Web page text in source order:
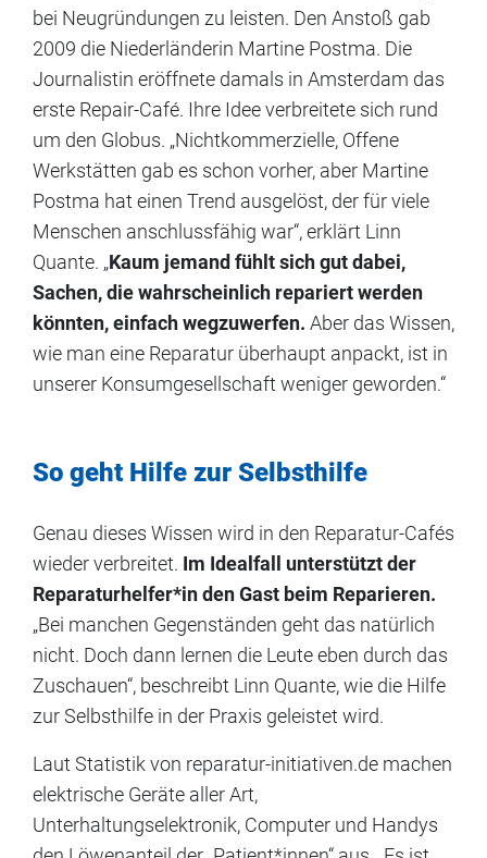
bei Neugründungen zu leisten. Den Anstoß gab
2009 die Niederländerin Martine Postma. Die
Journalistin eröffnete damals in Amsterdam das
erste Repair-Café. Ihre Idee verbreitete sich rund
um den Globus. „Nichtkommerzielle, Offene
Werkstätten gab es schon vorher, aber Martine
Postma hat einen Trend ausgelöst, der für viele
Menschen anschlussfähig war“, erklärt Linn
Quante. „Kaum jemand fühlt sich gut dabei,
Sachen, die wahrscheinlich repariert werden
könnten, einfach wegzuwerfen. Aber das Wissen,
wie man eine Reparatur überhaupt anpackt, ist in
unserer Konsumgesellschaft weniger geworden.“
So geht Hilfe zur Selbsthilfe
Genau dieses Wissen wird in den Reparatur-Cafés
wieder verbreitet. Im Idealfall unterstützt der
Reparaturhelfer*in den Gast beim Reparieren.
„Bei manchen Gegenständen geht das natürlich
nicht. Doch dann lernen die Leute eben durch das
Zuschauen“, beschreibt Linn Quante, wie die Hilfe
zur Selbsthilfe in der Praxis geleistet wird.
Laut Statistik von reparatur-initiativen.de machen
elektrische Geräte aller Art,
Unterhaltungselektronik, Computer und Handys